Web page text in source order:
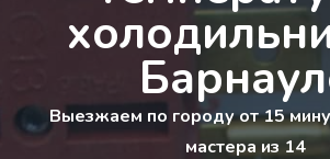
Выезжаем по городу от 15
мастера из 14